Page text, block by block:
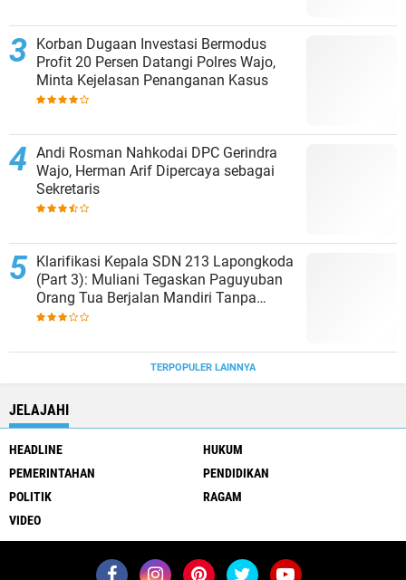
Korban Dugaan Investasi Bermodus
Profit 20 Persen Datangi Polres Wajo,
Minta Kejelasan Penanganan Kasus
Andi Rosman Nahkodai DPC Gerindra
Wajo, Herman Arif Dipercaya sebagai
Sekretaris
Klarifikasi Kepala SDN 213 Lapongkoda
(Part 3): Muliani Tegaskan Paguyuban
Orang Tua Berjalan Mandiri Tanpa
Campur Tangan Sekolah (3)
TERPOPULER LAINNYA
JELAJAHI
HEADLINE
HUKUM
PEMERINTAHAN
PENDIDIKAN
POLITIK
RAGAM
VIDEO